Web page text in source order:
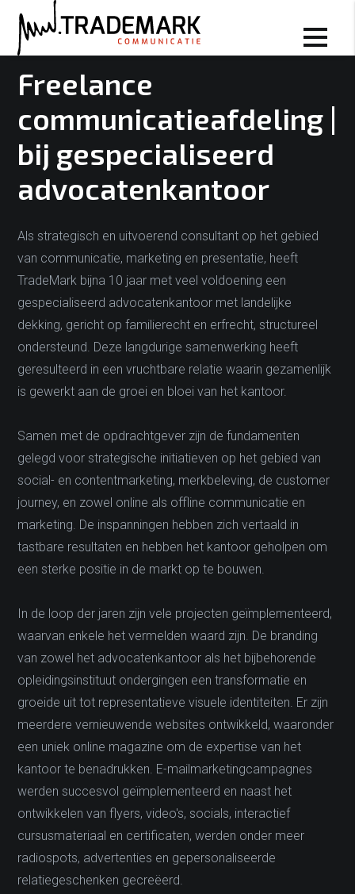
Freelance
communicatieafdeling |
bij gespecialiseerd
advocatenkantoor
Als strategisch en uitvoerend consultant op het gebied
van communicatie, marketing en presentatie, heeft
TradeMark bijna 10 jaar met veel voldoening een
gespecialiseerd advocatenkantoor met landelijke
dekking, gericht op familierecht en erfrecht, structureel
ondersteund. Deze langdurige samenwerking heeft
geresulteerd in een vruchtbare relatie waarin gezamenlijk
is gewerkt aan de groei en bloei van het kantoor.
Samen met de opdrachtgever zijn de fundamenten
gelegd voor strategische initiatieven op het gebied van
social- en contentmarketing, merkbeleving, de customer
journey, en zowel online als offline communicatie en
marketing. De inspanningen hebben zich vertaald in
tastbare resultaten en hebben het kantoor geholpen om
een sterke positie in de markt op te bouwen.
In de loop der jaren zijn vele projecten geïmplementeerd,
waarvan enkele het vermelden waard zijn. De branding
van zowel het advocatenkantoor als het bijbehorende
opleidingsinstituut ondergingen een transformatie en
groeide uit tot representatieve visuele identiteiten. Er zijn
meerdere vernieuwende websites ontwikkeld, waaronder
een uniek online magazine om de expertise van het
kantoor te benadrukken. E-mailmarketingcampagnes
werden succesvol geïmplementeerd en naast het
ontwikkelen van flyers, video's, socials, interactief
cursusmateriaal en certificaten, werden onder meer
radiospots, advertenties en gepersonaliseerde
relatiegeschenken gecreëerd.